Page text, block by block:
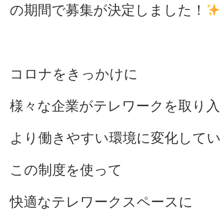
の期間で募集が決定しました！
コロナをきっかけに
様々な企業がテレワークを取り
より働きやすい環境に変化して
この制度を使って
快適なテレワークスペースに